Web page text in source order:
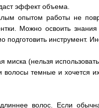
эффект объема.
опытом работы не
Можно освоить
инструмент.
(нельзя
темные и хочется
волос. Если